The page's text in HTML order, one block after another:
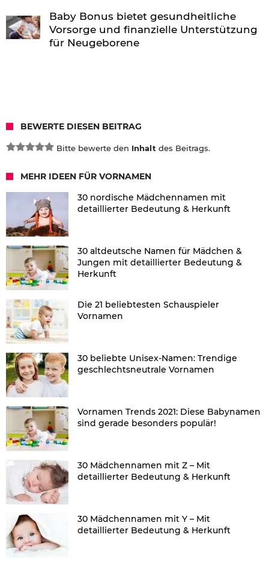
Baby Bonus bietet gesundheitliche
Vorsorge und finanzielle Unterstützung
für Neugeborene
BEWERTE DIESEN BEITRAG
Bitte bewerte den Inhalt des Beitrags.
MEHR IDEEN FÜR VORNAMEN
30 nordische Mädchennamen mit
detaillierter Bedeutung & Herkunft
30 altdeutsche Namen für Mädchen &
Jungen mit detaillierter Bedeutung &
Herkunft
Die 21 beliebtesten Schauspieler
Vornamen
30 beliebte Unisex-Namen: Trendige
geschlechtsneutrale Vornamen
Vornamen Trends 2021: Diese Babynamen
sind gerade besonders populär!
30 Mädchennamen mit Z – Mit
detaillierter Bedeutung & Herkunft
30 Mädchennamen mit Y – Mit
detaillierter Bedeutung & Herkunft